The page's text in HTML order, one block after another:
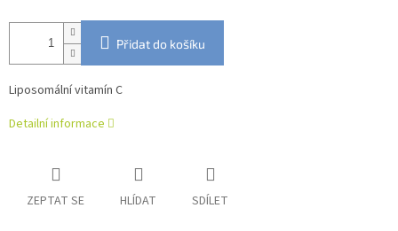
Přidat do košíku
Liposomální vitamín C
Detailní informace
ZEPTAT SE HLÍDAT SDÍLET